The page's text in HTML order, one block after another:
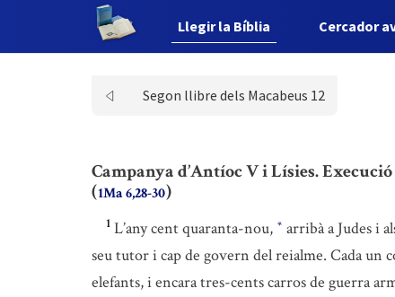
Llegir la Bíblia Cercador
Segon llibre dels Macabeus 12
Campanya d’Antíoc V i Lísies.
(1Ma 6,28-30)
1 L’any cent quaranta-nou, * arribà a Judes i
seu tutor i cap de govern del reialme. Cada un
elefants, i encara tres-cents carros de guerra